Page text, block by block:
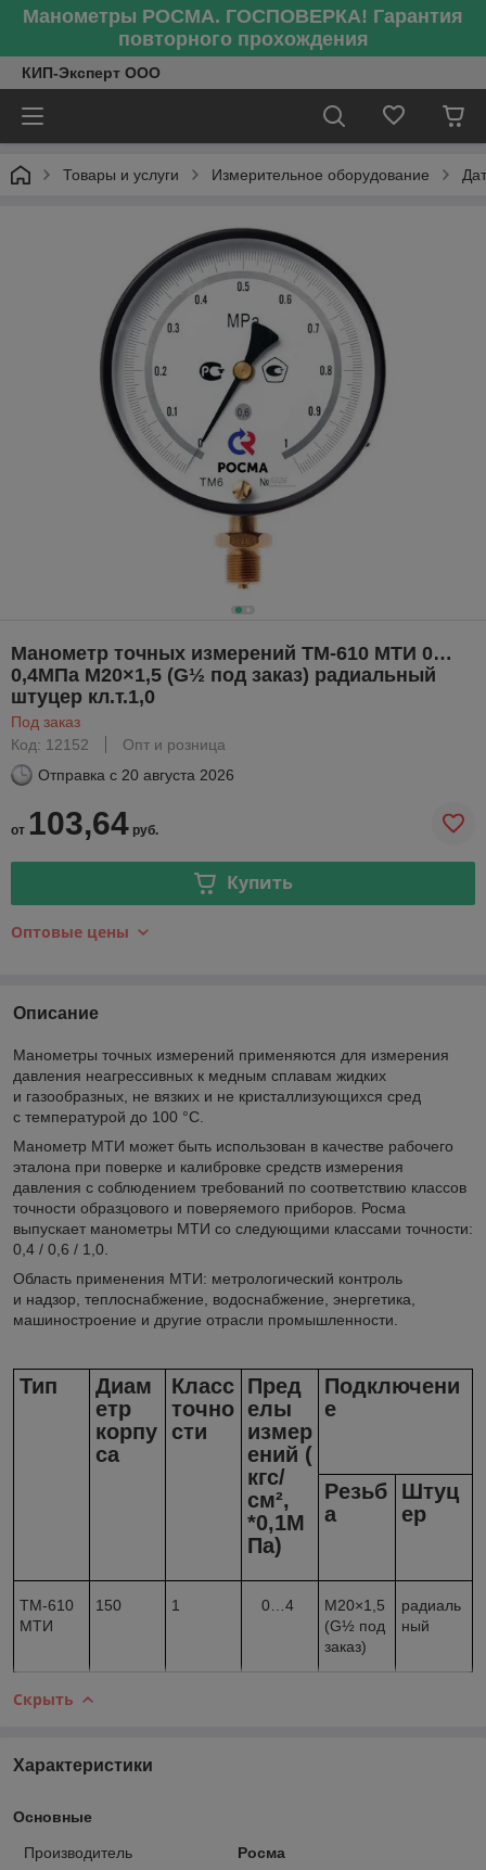
Манометры РОСМА. ГОСПОВЕРКА! Гарантия
повторного прохождения
КИП-Эксперт ООО
Товары и услуги Измерительное оборудование
Манометр точных измерений ТМ-610 МТИ 0…
0,4МПа М20×1,5 (G½ под заказ) радиальный
штуцер кл.т.1,0
Под заказ
Код: 12152
Опт и розница
Отправка с 20 августа 2026
от 103,64 руб.
Купить
Оптовые цены
Описание
Манометры точных измерений применяются для измерения
давления неагресcивных к медным сплавам жидких
и газообразных, не вязких и не кристаллизующихся сред
с температурой до 100 °C.
Манометр МТИ может быть использован в качестве рабочего
эталона при поверке и калибровке средств измерения
давления с соблюдением требований по соответствию классов
точности образцового и поверяемого приборов. Росма
выпускает манометры МТИ со следующими классами точности:
0,4 / 0,6 / 1,0.
Область применения МТИ: метрологический контроль
и надзор, теплоснабжение, водоснабжение, энергетика,
машиностроение и другие отрасли промышленности.
Тип
Диам
етр
корпу
са
Класс
точно
сти
Пред
елы
измер
ений (
кгс/
см²,
*0,1М
Па)
Подключени
е
Резьб
а
Штуц
ер
ТМ-610
МТИ
150 1 0…4
М20×1,5
(G½ под
заказ)
радиаль
ный
Скрыть
Характеристики
Основные
Производитель
Росма